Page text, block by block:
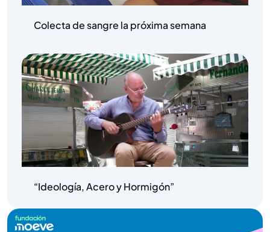
Colecta de sangre la próxima semana
“Ideología, Acero y Hormigón”